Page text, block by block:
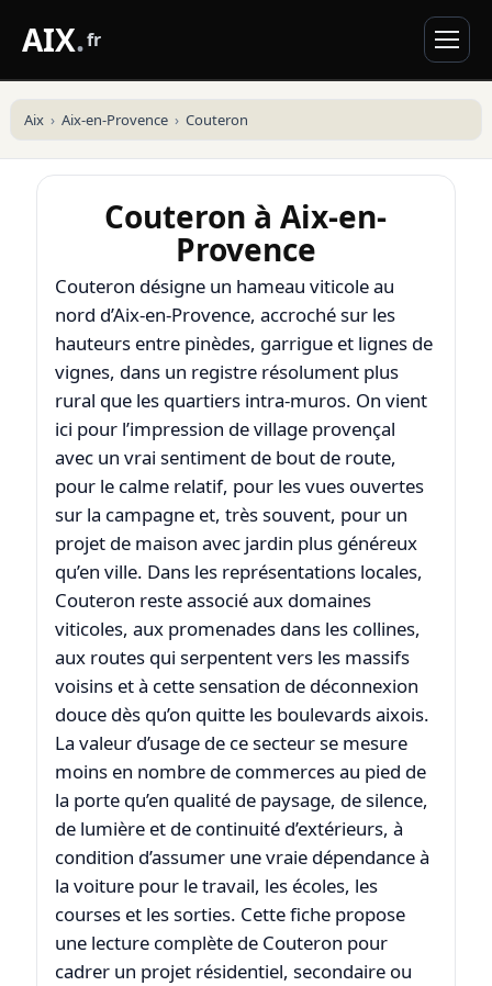
AIX.fr
Aix Aix-en-Provence Couteron
Couteron à Aix-en-
Provence
Couteron désigne un hameau viticole au
nord d’Aix-en-Provence, accroché sur les
hauteurs entre pinèdes, garrigue et lignes de
vignes, dans un registre résolument plus
rural que les quartiers intra-muros. On vient
ici pour l’impression de village provençal
avec un vrai sentiment de bout de route,
pour le calme relatif, pour les vues ouvertes
sur la campagne et, très souvent, pour un
projet de maison avec jardin plus généreux
qu’en ville. Dans les représentations locales,
Couteron reste associé aux domaines
viticoles, aux promenades dans les collines,
aux routes qui serpentent vers les massifs
voisins et à cette sensation de déconnexion
douce dès qu’on quitte les boulevards aixois.
La valeur d’usage de ce secteur se mesure
moins en nombre de commerces au pied de
la porte qu’en qualité de paysage, de silence,
de lumière et de continuité d’extérieurs, à
condition d’assumer une vraie dépendance à
la voiture pour le travail, les écoles, les
courses et les sorties. Cette fiche propose
une lecture complète de Couteron pour
cadrer un projet résidentiel, secondaire ou